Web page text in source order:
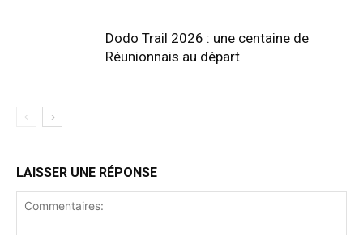
Dodo Trail 2026 : une centaine de
Réunionnais au départ
LAISSER UNE RÉPONSE